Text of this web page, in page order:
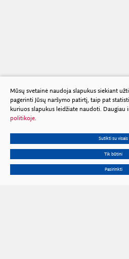
Mūsų svetainė naudoja slapukus siekiant
pagerinti Jūsų naršymo patirtį, taip pat
kuriuos slapukus leidžiate naudoti. Daugiau
politikoje.
Sutikti su visais
Tik būtini
Pasirinkti